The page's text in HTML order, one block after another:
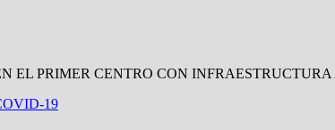
EL PRIMER CENTRO CON
19